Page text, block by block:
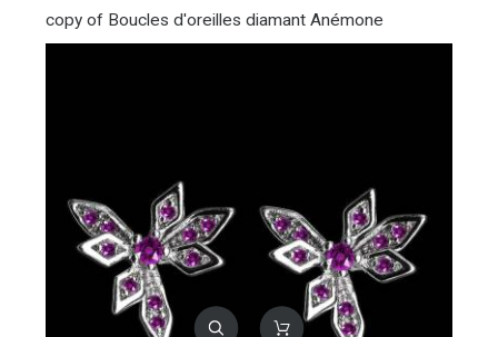
copy of Boucles d'oreilles diamant Anémone